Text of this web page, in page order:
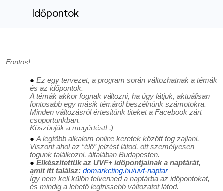
Időpontok
Fontos!
Ez egy tervezet, a program során változhatnak a témák
és az időpontok.
A témák akkor fognak változni, ha úgy látjuk, aktuálisan
fontosabb egy másik témáról beszélnünk számotokra.
Minden változásról értesítünk titeket a Facebook zárt
csoportunkban.
Köszönjük a megértést! :)
A legtöbb alkalom online keretek között fog zajlani.
Viszont ahol az “élő” jelzést látod, ott személyesen
fogunk találkozni, általában Budapesten.
Elkészítettük az UVF+ időpontjainak a naptárát,
amit itt találsz: domarketing.hu/uvf-naptar
Így nem kell külön felvenned a naptárba az időpontokat,
és mindig a lehető legfrissebb változatot látod.